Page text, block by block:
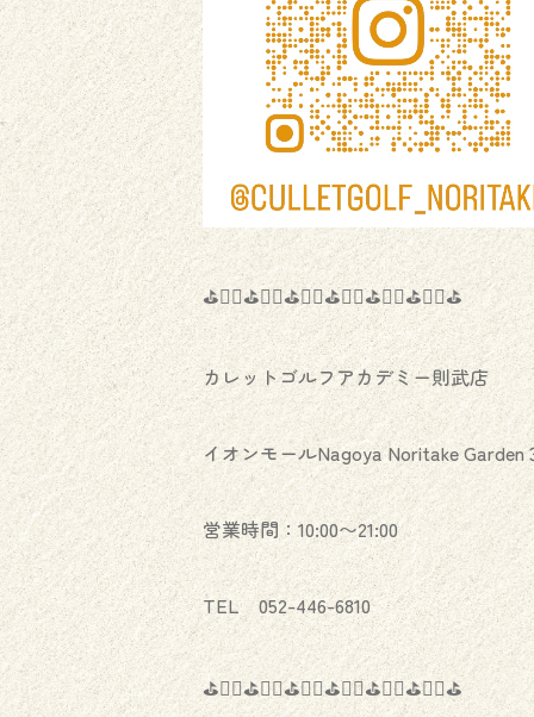
⛳️🏌️‍♂️⛳️🏌️‍♀️⛳️🏌️‍♂️⛳️🏌️‍♀️⛳️🏌️‍♂️⛳️🏌️‍♀️⛳️
カレットゴルフアカデミー則武店
イオンモールNagoya Noritake Garden
営業時間：10:00〜21:00
TEL 052-446-6810
⛳️🏌️‍♂️⛳️🏌️‍♀️⛳️🏌️‍♂️⛳️🏌️‍♀️⛳️🏌️‍♂️⛳️🏌️‍♀️⛳️